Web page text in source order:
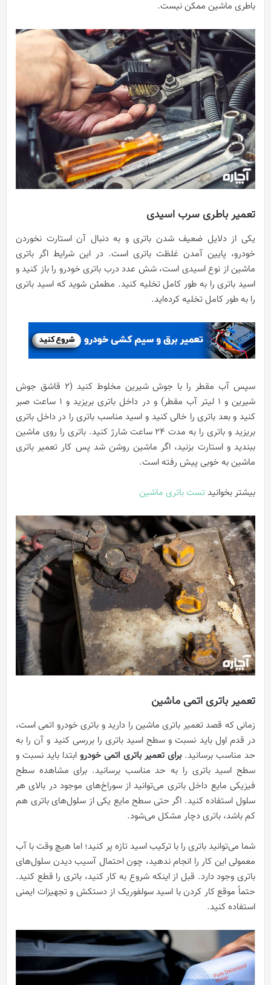
باطری ماشین ممکن نیست.
تعمیر باطری سرب اسیدی
یکی از دلایل ضعیف شدن باتری و به دنبال آن استارت نخوردن
خودرو، پایین آمدن غلظت باتری است. در این شرایط اگر باتری
ماشین از نوع اسیدی است، شش عدد درب باتری خودرو را باز کنید و
اسید باتری را به طور کامل تخلیه کنید. مطمئن شوید که اسید باتری
را به طور کامل تخلیه کرده‌اید.
سپس آب مقطر را با جوش شیرین مخلوط کنید (2 قاشق جوش
شیرین و 1 لیتر آب مقطر) و در داخل باتری بریزید و 1 ساعت صبر
کنید و بعد باتری را خالی کنید و اسید مناسب باتری را در داخل باتری
بریزید و باتری را به مدت 24 ساعت شارژ کنید. باتری را روی ماشین
ببندید و استارت بزنید، اگر ماشین روشن شد پس کار تعمیر باتری
ماشین به خوبی پیش رفته است.
بیشتر بخوانیدتست باتری ماشین
تعمیر باتری اتمی ماشین
زمانی که قصد تعمیر باتری ماشین را دارید و باتری خودرو اتمی است،
در قدم اول باید نسبت و سطح اسید باتری را بررسی کنید و آن را به
حد مناسب برسانید.برای تعمیرباتری اتمی خودروابتدا باید نسبت و
سطح اسید باتری را به حد مناسب برسانید. برای مشاهده سطح
فیزیکی مایع داخل باتری می‌توانید از سوراخ‌های موجود در بالای هر
سلول استفاده کنید. اگر حتی سطح مایع یکی از سلول‌های باتری هم
کم باشد، باتری دچار مشکل می‌شود.
شما می‌توانید باتری را با ترکیب اسید تازه پر کنید؛ اما هیچ وقت با آب
معمولی این کار را انجام ندهید، چون احتمال آسیب دیدن سلول‌های
باتری وجود دارد. قبل از اینکه شروع به کار کنید، باتری را قطع کنید.
حتماً موقع کار کردن با اسید سولفوریک از دستکش و تجهیزات ایمنی
استفاده کنید.